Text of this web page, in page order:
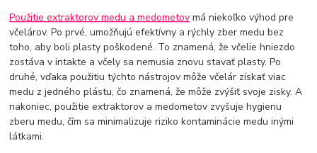
Použitie extraktorov medu a medometov má niekoľko výhod pre
včelárov. Po prvé, umožňujú efektívny a rýchly zber medu bez
toho, aby boli plasty poškodené. To znamená, že včelie hniezdo
zostáva v intakte a včely sa nemusia znovu stavať plasty. Po
druhé, vďaka použitiu týchto nástrojov môže včelár získať viac
medu z jedného plástu, čo znamená, že môže zvýšiť svoje zisky. A
nakoniec, použitie extraktorov a medometov zvyšuje hygienu
zberu medu, čím sa minimalizuje riziko kontaminácie medu inými
látkami.